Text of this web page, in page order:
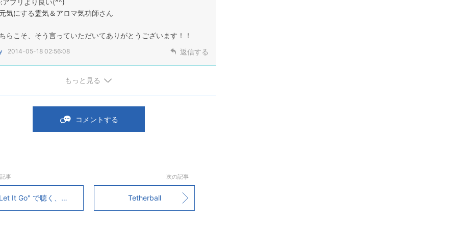
アプリより良い(^^)
気にする霊気＆アロマ気功師さん
らこそ、そう言っていただいてありがとうございます！！
2014-05-18 02:56:08 返信する
もっと見る
コメントする
事
It Go" で聴く、アメリカ英語とイギリス英語の違い
次の記事
Tetherball